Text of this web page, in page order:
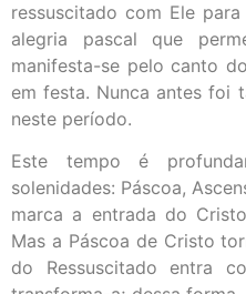
ressuscitado com Ele
alegria pascal que
manifesta-se pelo canto
em festa. Nunca antes foi
neste período.
Este tempo é
solenidades: Páscoa,
marca a entrada do
Mas a Páscoa de Cristo
do Ressuscitado entra